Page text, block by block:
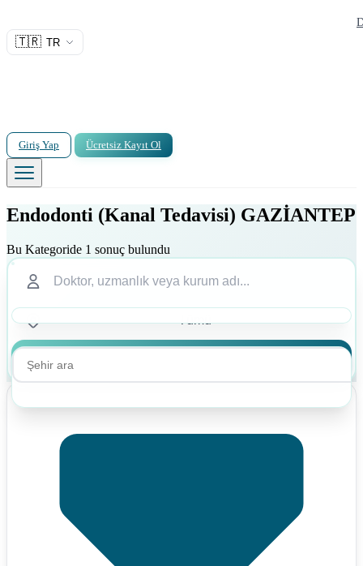
🇹🇷 TR
Giriş Yap Ücretsiz Kayıt Ol
Endodonti (Kanal Tedavisi) GAZİANTEP
Bu Kategoride 1 sonuç bulundu